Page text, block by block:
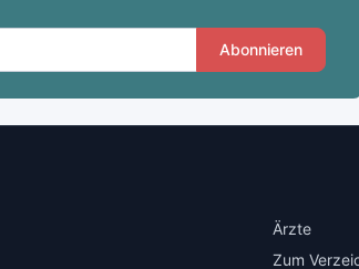
Abonnieren
Ärzte
Zum